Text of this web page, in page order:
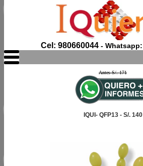
Cel: 980660044- Whatsapp:
Antes S/. 171
IQUI- QFP13 - S/. 140